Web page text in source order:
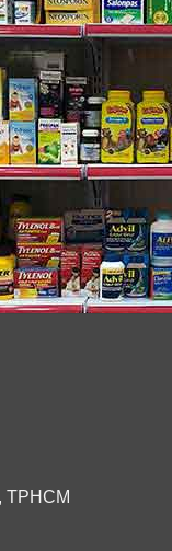
TPHCM